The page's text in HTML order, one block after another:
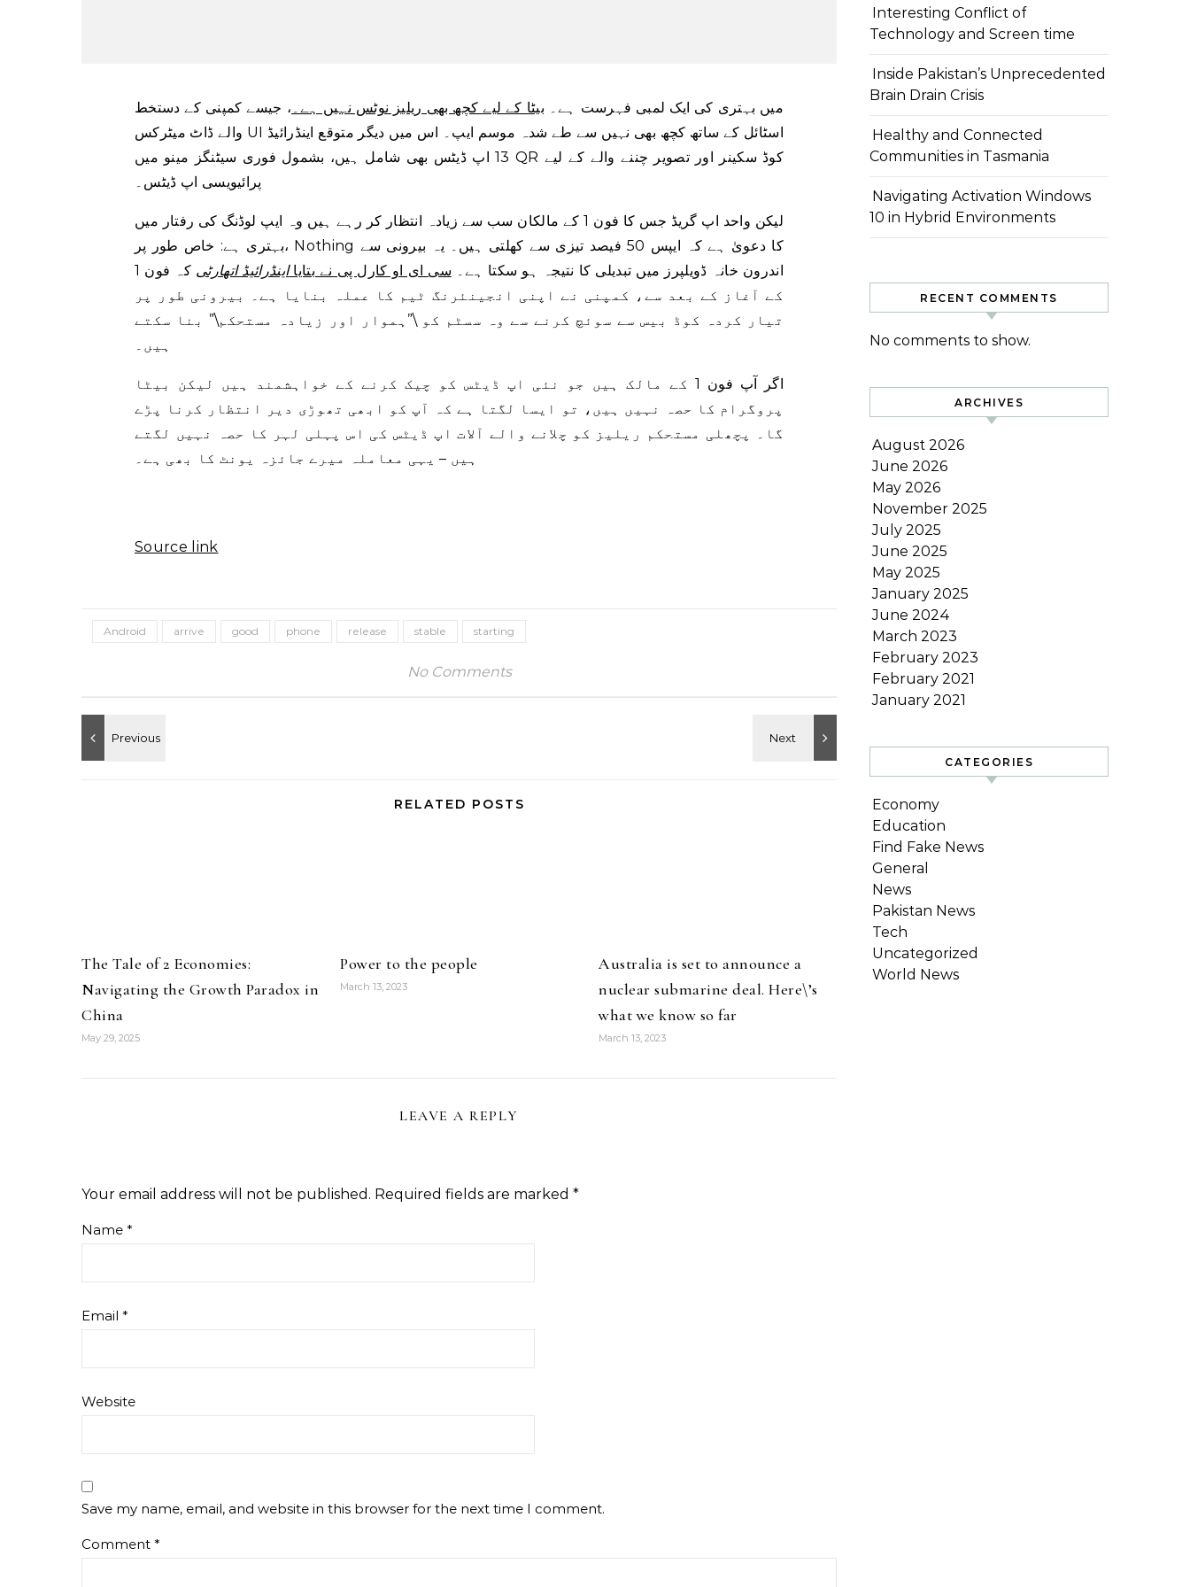
میں بہتری کی ایک لمبی فہرست ہے۔ بیٹا کے لیے کچھ بھی ریلیز نوٹس نہیں ہے۔ ، جیسے کمپنی کے دستخط
والے ڈاٹ میٹرکس UI اسٹائل کے ساتھ کچھ بھی نہیں سے طے شدہ موسم ایپ۔ اس میں دیگر متوقع اینڈرائیڈ
13 اپ ڈیٹس بھی شامل ہیں، بشمول فوری سیٹنگز مینو میں QR کوڈ سکینر اور تصویر چننے والے کے لیے
پرائیویسی اپ ڈیٹس۔
لیکن واحد اپ گریڈ جس کا فون 1 کے مالکان سب سے زیادہ انتظار کر رہے ہیں وہ ایپ لوڈنگ کی رفتار میں
بہتری ہے: خاص طور پر، Nothing کا دعویٰ ہے کہ ایپس 50 فیصد تیزی سے کھلتی ہیں۔ یہ بیرونی سے
اندرون خانہ ڈویلپرز میں تبدیلی کا نتیجہ ہو سکتا ہے۔ سی ای او کارل پی نے بتایااینڈرائیڈ اتھارٹی
کہ فون 1
کے آغاز کے بعد سے، کمپنی نے اپنی انجینئرنگ ٹیم کا عملہ بنایا ہے۔ بیرونی طور پر
تیار کردہ کوڈ بیس سے سوئچ کرنے سے وہ سسٹم کو \”ہموار اور زیادہ مستحکم\” بنا سکتے
ہیں۔
اگر آپ فون 1 کے مالک ہیں جو نئی اپ ڈیٹس کو چیک کرنے کے خواہشمند ہیں لیکن بیٹا
پروگرام کا حصہ نہیں ہیں، تو ایسا لگتا ہے کہ آپ کو ابھی تھوڑی دیر انتظار کرنا پڑے
گا۔ پچھلی مستحکم ریلیز کو چلانے والے آلات اپ ڈیٹس کی اس پہلی لہر کا حصہ نہیں لگتے
ہیں – یہی معاملہ میرے جائزہ یونٹ کا بھی ہے۔
Source link
Android arrive good phone release stable starting
No Comments
RELATED POSTS
The Tale of 2 Economies:
Navigating the Growth Paradox in
China
May 29, 2025
Power to the people
March 13, 2023
Australia is set to announce a
nuclear submarine deal. Here\’s
what we know so far
March 13, 2023
LEAVE A REPLY
Your email address will not be published. Required fields are marked *
Name *
Email *
Website
Save my name, email, and website in this browser for the next time I comment.
Comment *
Interesting Conflict of
Technology and Screen time
Inside Pakistan’s Unprecedented
Brain Drain Crisis
Healthy and Connected
Communities in Tasmania
Navigating Activation Windows
10 in Hybrid Environments
RECENT COMMENTS
No comments to show.
ARCHIVES
August 2026
June 2026
May 2026
November 2025
July 2025
June 2025
May 2025
January 2025
June 2024
March 2023
February 2023
February 2021
January 2021
CATEGORIES
Economy
Education
Find Fake News
General
News
Pakistan News
Tech
Uncategorized
World News